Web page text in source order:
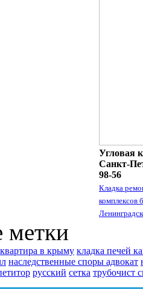
Угловая
Санкт-
98-56
Кладка
комплексов
метки
квартира в крыму кладка печей
наследственные споры адвокат
русский сетка трубочист